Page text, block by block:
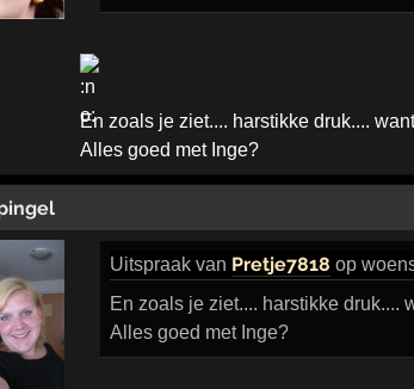
En zoals je ziet.... harstikke druk....
Alles goed met Inge?
Uitspraakvan Pretje7818 op
En zoals je ziet.... harstikke druk....
Alles goed met Inge?